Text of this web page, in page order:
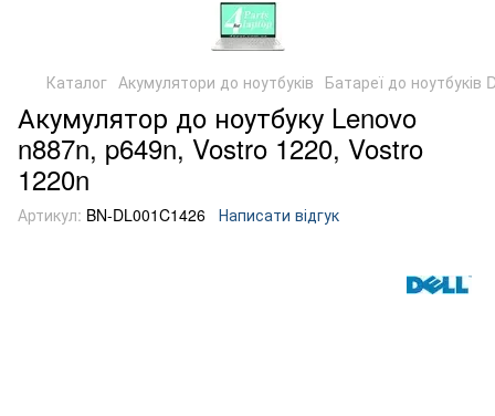
Каталог Акумулятори до ноутбуків Батареї до ноутбуків
Акумулятор до ноутбуку Lenovo
n887n, p649n, Vostro 1220, Vostro
1220n
Артикул: BN-DL001C1426 Написати відгук